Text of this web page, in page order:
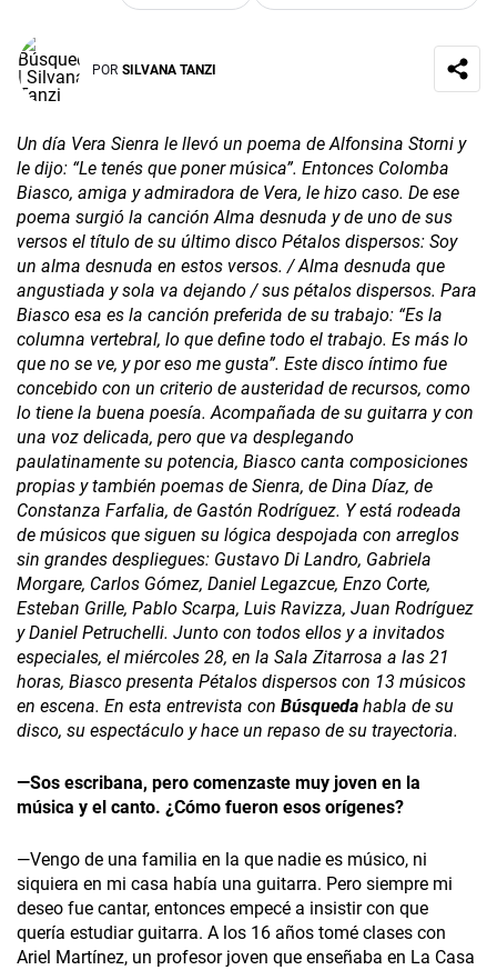
POR SILVANA TANZI
Un día Vera Sienra le llevó un poema de Alfonsina Storni y
le dijo: “Le tenés que poner música”. Entonces Colomba
Biasco, amiga y admiradora de Vera, le hizo caso. De ese
poema surgió la canción Alma desnuda y de uno de sus
versos el título de su último disco Pétalos dispersos: Soy
un alma desnuda en estos versos. / Alma desnuda que
angustiada y sola va dejando / sus pétalos dispersos. Para
Biasco esa es la canción preferida de su trabajo: “Es la
columna vertebral, lo que define todo el trabajo. Es más lo
que no se ve, y por eso me gusta”. Este disco íntimo fue
concebido con un criterio de austeridad de recursos, como
lo tiene la buena poesía. Acompañada de su guitarra y con
una voz delicada, pero que va desplegando
paulatinamente su potencia, Biasco canta composiciones
propias y también poemas de Sienra, de Dina Díaz, de
Constanza Farfalia, de Gastón Rodríguez. Y está rodeada
de músicos que siguen su lógica despojada con arreglos
sin grandes despliegues: Gustavo Di Landro, Gabriela
Morgare, Carlos Gómez, Daniel Legazcue, Enzo Corte,
Esteban Grille, Pablo Scarpa, Luis Ravizza, Juan Rodríguez
y Daniel Petruchelli. Junto con todos ellos y a invitados
especiales, el miércoles 28, en la Sala Zitarrosa a las 21
horas, Biasco presenta Pétalos dispersos con 13 músicos
en escena. En esta entrevista con Búsqueda habla de su
disco, su espectáculo y hace un repaso de su trayectoria.
—Sos escribana, pero comenzaste muy joven en la
música y el canto. ¿Cómo fueron esos orígenes?
—Vengo de una familia en la que nadie es músico, ni
siquiera en mi casa había una guitarra. Pero siempre mi
deseo fue cantar, entonces empecé a insistir con que
quería estudiar guitarra. A los 16 años tomé clases con
Ariel Martínez, un profesor joven que enseñaba en La Casa